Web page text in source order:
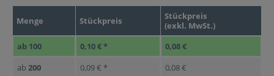
Menge Stückpreis
Stückpreis
(exkl. MwSt.)
ab 100 0,10 € *
0,08 €
ab 200 0,09 € *
0,08 €